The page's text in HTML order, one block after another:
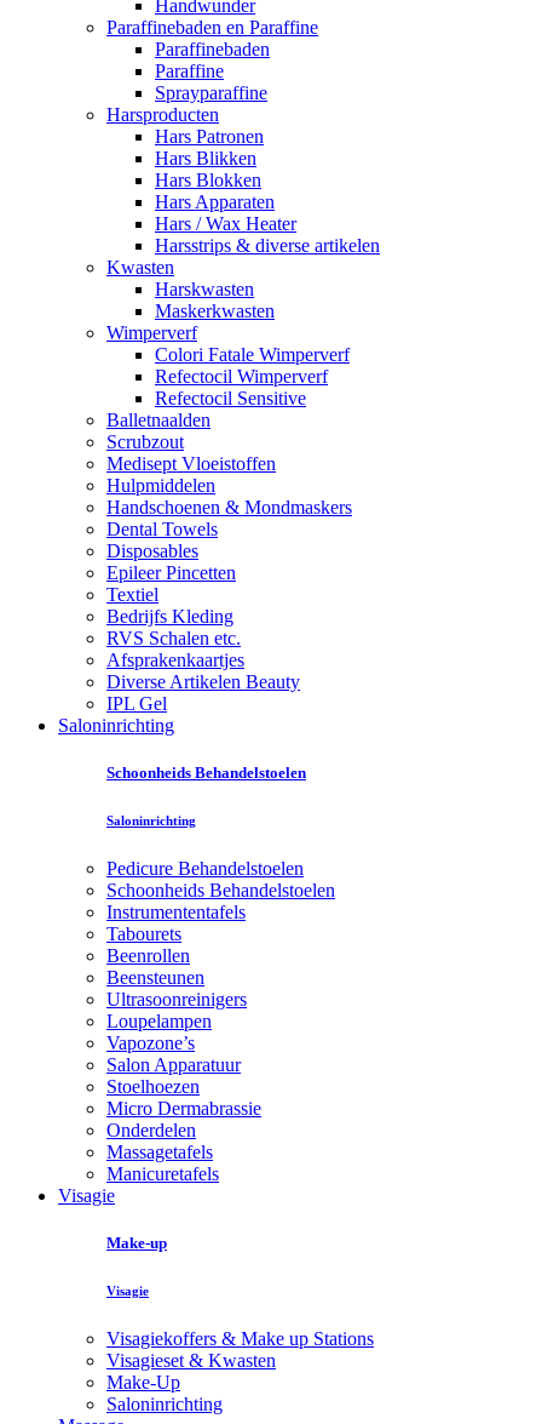
Handwunder
Paraffinebaden en Paraffine
Paraffinebaden
Paraffine
Sprayparaffine
Harsproducten
Hars Patronen
Hars Blikken
Hars Blokken
Hars Apparaten
Hars / Wax Heater
Harsstrips & diverse artikelen
Kwasten
Harskwasten
Maskerkwasten
Wimperverf
Colori Fatale Wimperverf
Refectocil Wimperverf
Refectocil Sensitive
Balletnaalden
Scrubzout
Medisept Vloeistoffen
Hulpmiddelen
Handschoenen & Mondmaskers
Dental Towels
Disposables
Epileer Pincetten
Textiel
Bedrijfs Kleding
RVS Schalen etc.
Afsprakenkaartjes
Diverse Artikelen Beauty
IPL Gel
Saloninrichting
Schoonheids Behandelstoelen
Saloninrichting
Pedicure Behandelstoelen
Schoonheids Behandelstoelen
Instrumententafels
Tabourets
Beenrollen
Beensteunen
Ultrasoonreinigers
Loupelampen
Vapozone’s
Salon Apparatuur
Stoelhoezen
Micro Dermabrassie
Onderdelen
Massagetafels
Manicuretafels
Visagie
Make-up
Visagie
Visagiekoffers & Make up Stations
Visagieset & Kwasten
Make-Up
Saloninrichting